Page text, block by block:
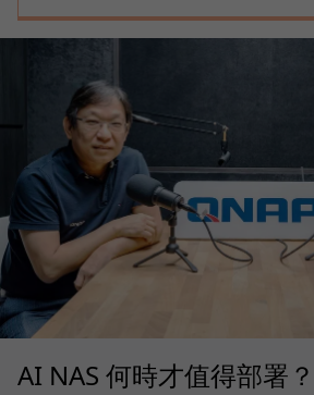
AI NAS 何時才值得部署